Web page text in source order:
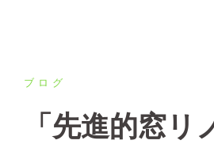
ブログ
「先進的窓リ